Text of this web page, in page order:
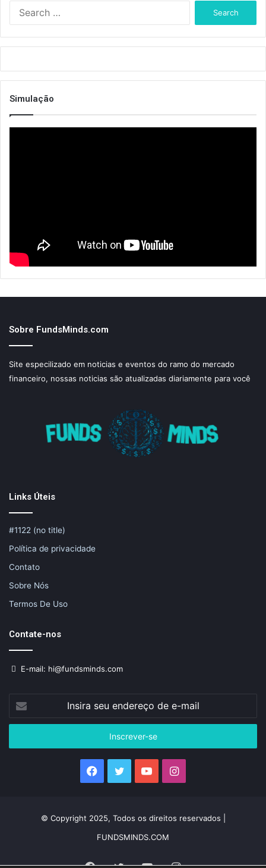
h
f
Simulação
Sobre FundsMinds.com
Site especilizado em noticias e eventos do ramo do mercado
financeiro, nossas noticias são atualizadas diariamente para você
Links Úteis
#1122 (no title)
Política de privacidade
Contato
Sobre Nós
Termos De Uso
Contate-nos
E-mail: hi@fundsminds.com
Insira
seu
endereço
e-
Facebook
Twitter YouTubeInstagram
© Copyright 2025, Todos os direitos reservados |
FUNDSMINDS.COM